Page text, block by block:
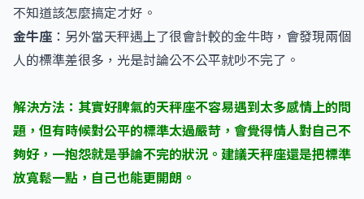
不知道該怎麼搞定才好。
金牛座 ：另外當天秤遇上了很會計較的金牛時，會發現兩個
人的標準差很多，光是討論公不公平就吵不完了。
解決方法：其實好脾氣的天秤座不容易遇到太多感情上的問
題，但有時候對公平的標準太過嚴苛，會覺得情人對自己不
夠好，一抱怨就是爭論不完的狀況。建議天秤座還是把標準
放寬鬆一點，自己也能更開朗。